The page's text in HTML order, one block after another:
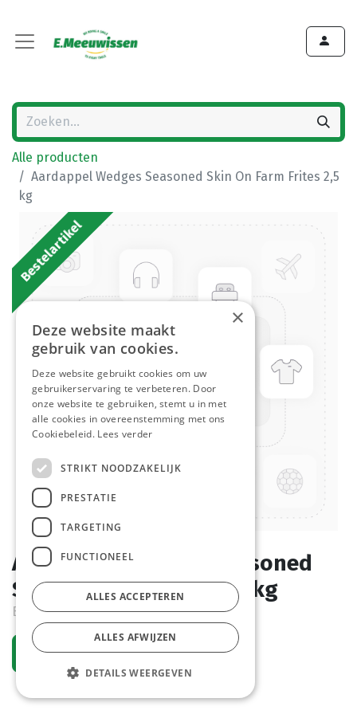
Alle producten
Aardappel Wedges Seasoned Skin On Farm Frites 2,5
kg
Bestelartikel
Aardappel Wedges Seasoned
Skin On Farm Frites 2,5 kg
Bestelartikel
Vraag een account aan
×
Deze website maakt
gebruik van cookies.
Deze website gebruikt cookies om uw
gebruikerservaring te verbeteren. Door
onze website te gebruiken, stemt u in met
alle cookies in overeenstemming met ons
Cookiebeleid. Lees verder
STRIKT NOODZAKELIJK
PRESTATIE
TARGETING
FUNCTIONEEL
ALLES ACCEPTEREN
ALLES AFWIJZEN
DETAILS WEERGEVEN